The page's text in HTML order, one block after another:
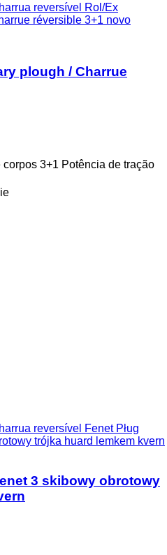
reversível Rol/Ex
réversible 3+1 novo
plough / Charrue
corpos 3+1 Potência de tração
reversível Fenet Pług
trójka huard lemkem kvern
3 skibowy obrotowy